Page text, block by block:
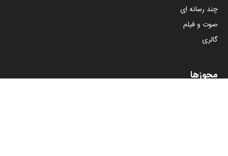
چند رسانه ای
صوت و فیلم
گالری
مجوزها